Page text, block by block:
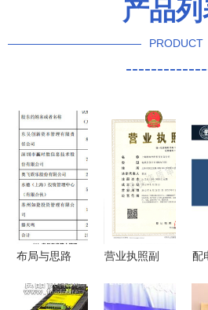
产品
PRODUCT
布局与思路
网络科技技
营业执照副
算机网络科
配